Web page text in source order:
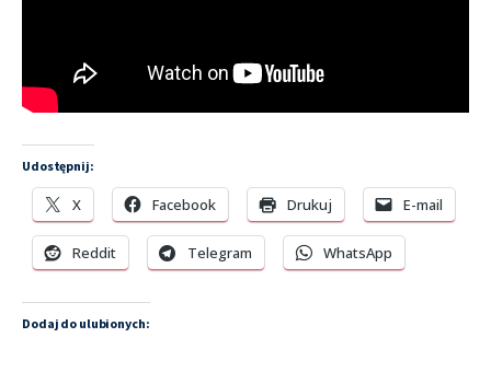
Udostępnij:
X Facebook Drukuj E-mail
Reddit Telegram WhatsApp
Dodaj do ulubionych: